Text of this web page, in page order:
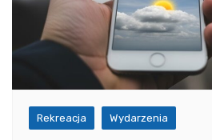
Rekreacja Wydarzenia